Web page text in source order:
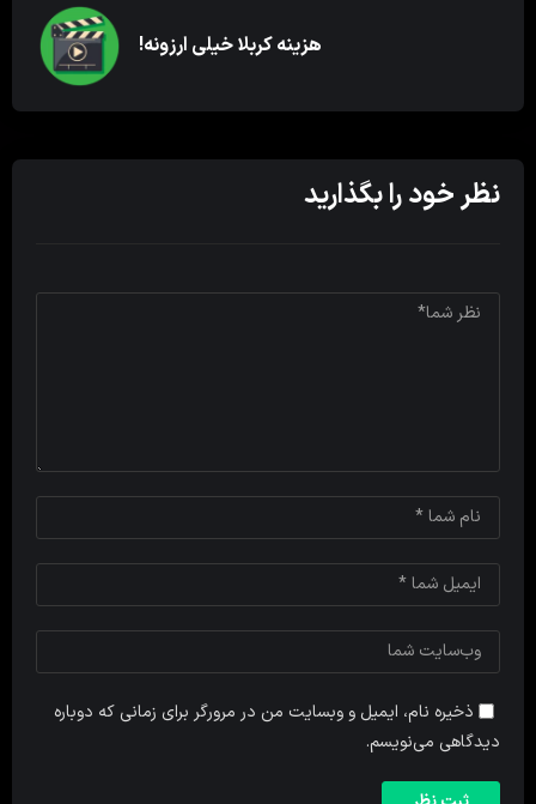
هزینه کربلا خیلی ارزونه!
نظر خود را بگذارید
ذخیره نام، ایمیل و وبسایت من در مرورگر برای زمانی که دوباره
دیدگاهی می‌نویسم.